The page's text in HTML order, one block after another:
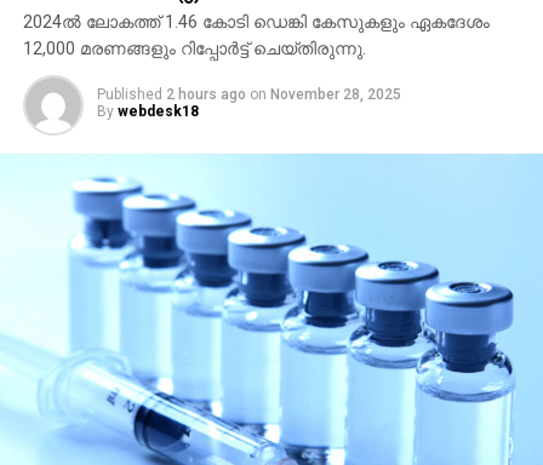
തിരക്കഥ രചിച്ച കളങ്കാവല്‍ മമ്മൂട്ടി കമ്പനിയുടെ
ബാനറില്‍ നിര്‍മിക്കുന്ന ഏഴാമത്തെ ചിത്രമാണ്.
നേരത്തെ നവംബര്‍ 27 ന് റിലീസ് പ്രഖ്യാപിച്ചിരുന്ന
ചിത്രം ഡിസംബര്‍ അഞ്ചിലേക്ക് നീട്ടുകയായിരുന്നു.
2024ല്‍ ലോകത്ത് 1.46 കോടി ഡെങ്കി കേസുകളും ഏകദേശം
12,000 മരണങ്ങളും റിപ്പോര്‍ട്ട് ചെയ്തിരുന്നു.
Published 2 hours ago on November 28, 2025
By webdesk18